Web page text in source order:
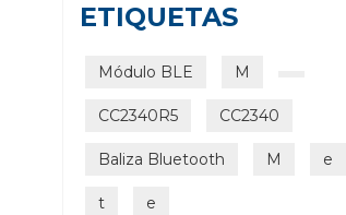
ETIQUETAS
Módulo BLE M
CC2340R5 CC2340
Baliza Bluetooth M e
t e